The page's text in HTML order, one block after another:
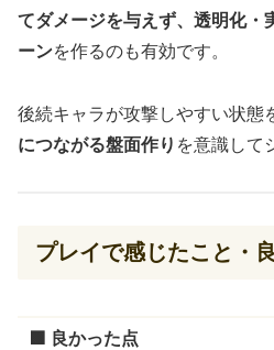
てダメージを与えず、透明化・
ーンを作るのも有効です。
後続キャラが攻撃しやすい状態
につながる盤面作り を意識して
プレイで感じたこと・
🟩 良かった点